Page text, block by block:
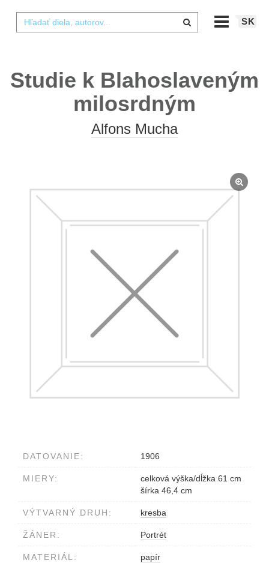
SK
Studie k Blahoslaveným
milosrdným
Alfons Mucha
DATOVANIE: 1906
MIERY:
celková výška/dĺžka 61 cm
šírka 46,4 cm
VÝTVARNÝ DRUH: kresba
ŽÁNER: Portrét
MATERIÁL: papír